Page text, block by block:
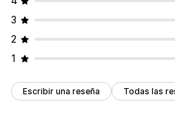
3
2
1
Escribir una reseña Todas las